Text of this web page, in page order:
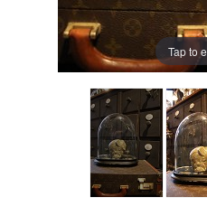
Tap to